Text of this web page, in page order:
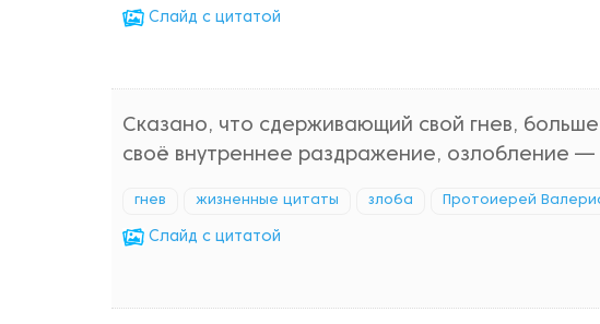
Cлайд с цитатой
Сказано, что сдерживающий свой гнев,
своё внутреннее раздражение, озлобление —
гнев жизненные цитаты злоба Протоиерей
Cлайд с цитатой